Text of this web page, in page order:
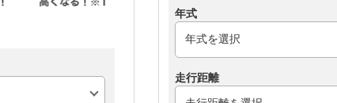
年式
走行距離